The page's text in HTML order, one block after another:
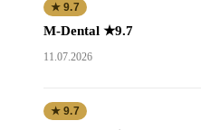
★ 9.7
M-Dental ★9.7
11.07.2026
★ 9.7